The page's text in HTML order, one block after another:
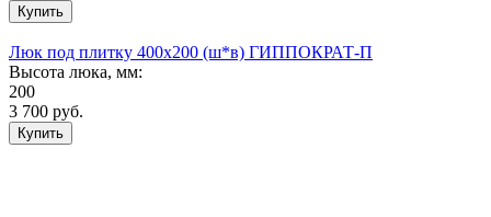
Люк под плитку 400х200 (ш*в) ГИППОКРАТ-П
Высота люка, мм:
200
3 700 руб.